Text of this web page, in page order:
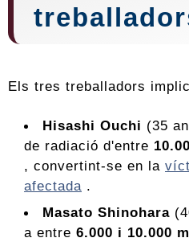
Els tres treballadors
Hisashi Ouchi (35
de radiació d'entre
, convertint-se en la
afectada .
Masato Shinohara
a entre 6.000 i 10.000